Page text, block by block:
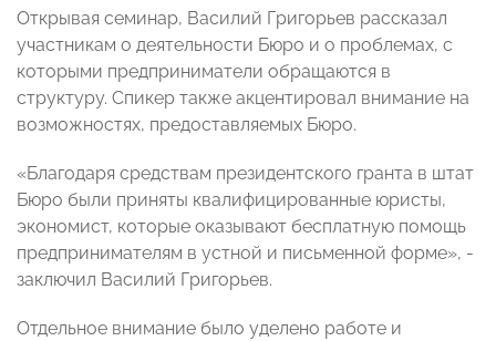
Открывая семинар, Василий Григорьев рассказал
участникам о деятельности Бюро и о проблемах, с
которыми предприниматели обращаются в
структуру. Спикер также акцентировал внимание на
возможностях, предоставляемых Бюро.
«Благодаря средствам президентского гранта в штат
Бюро были приняты квалифицированные юристы,
экономист, которые оказывают бесплатную помощь
предпринимателям в устной и письменной форме», -
заключил Василий Григорьев.
Отдельное внимание было уделено работе и